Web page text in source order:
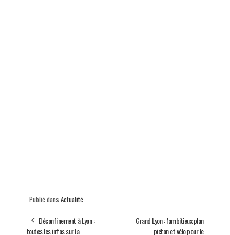
Publié dans Actualité
Déconfinement à Lyon :
toutes les infos sur la
Grand Lyon : l'ambitieux plan
piéton et vélo pour le